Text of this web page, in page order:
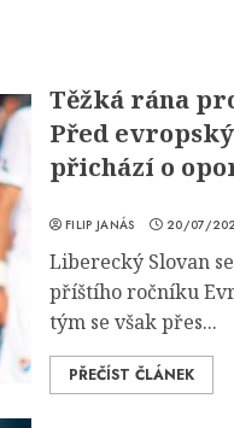
Těžká rána
Před
přichází o
FILIP JANÁS 20/07/
Liberecký Slovan
příštího ročníku
tým se však přes...
PŘEČÍST ČLÁNEK